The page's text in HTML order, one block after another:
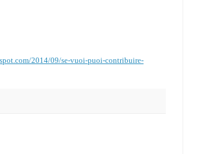
2014/09/se-vuoi-puoi-contribuire-